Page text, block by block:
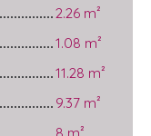
2.26 m²
1.08 m²
11.28 m²
9.37 m²